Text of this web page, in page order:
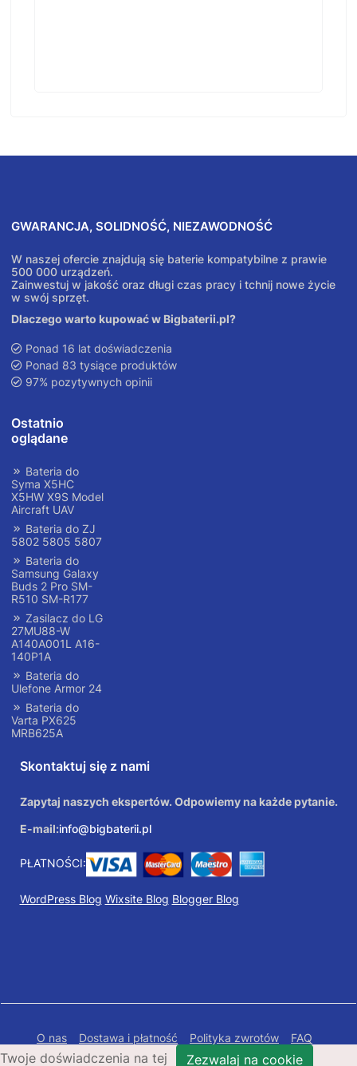
GWARANCJA, SOLIDNOŚĆ, NIEZAWODNOŚĆ
W naszej ofercie znajdują się baterie kompatybilne z prawie
500 000 urządzeń.
Zainwestuj w jakość oraz długi czas pracy i tchnij nowe życie
w swój sprzęt.
Dlaczego warto kupować w Bigbaterii.pl?
Ponad 16 lat doświadczenia
Ponad 83 tysiące produktów
97% pozytywnych opinii
Ostatnio
oglądane
Bateria do
Syma X5HC
X5HW X9S Model
Aircraft UAV
Bateria do ZJ
5802 5805 5807
Bateria do
Samsung Galaxy
Buds 2 Pro SM-
R510 SM-R177
Zasilacz do LG
27MU88-W
A140A001L A16-
140P1A
Bateria do
Ulefone Armor 24
Bateria do
Varta PX625
MRB625A
Skontaktuj się z nami
Zapytaj naszych ekspertów. Odpowiemy na każde pytanie.
E-mail:info@bigbaterii.pl
PŁATNOŚCI:
WordPress Blog Wixsite Blog Blogger Blog
O nas Dostawa i płatność Polityka zwrotów
FAQ
Polityka prywatności
Mapa Strony
Twoje doświadczenia na tej Zezwalaj na cookie